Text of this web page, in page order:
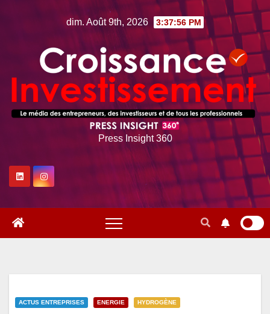
dim. Août 9th, 2026 3:37:57 PM
Press Insight 360
ACTUS ENTREPRISES ENERGIE HYDROGÈNE